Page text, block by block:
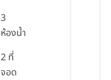
3
ห้องน้ำ
2 ที่
จอด